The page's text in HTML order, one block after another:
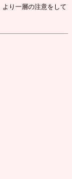
り一層の注意をして